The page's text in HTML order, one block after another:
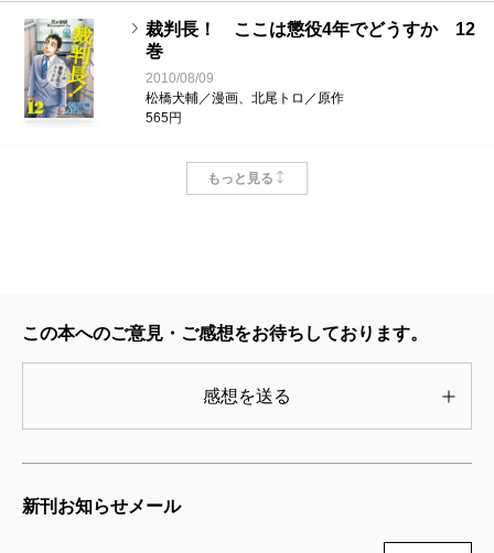
裁判長！ ここは懲役4年でどうすか 12
巻
2010/08/09
松橋犬輔／漫画、北尾トロ／原作
565円
裁判長！ ここは懲役4年でどうすか 11
巻
2010/02/09
松橋犬輔／漫画、北尾トロ／原作
裁判長！ ここは懲役4年でどうすか 9
2009/10/09
もっと見る
この本へのご意見・ご感想をお待ちしております。
感想を送る
新刊お知らせメール